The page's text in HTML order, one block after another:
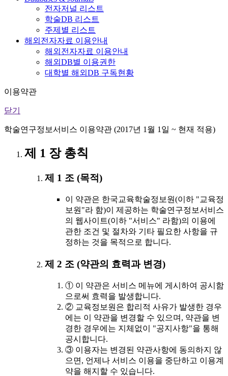
전자저널 리스트
학술DB 리스트
주제별 리스트
해외전자자료 이용안내
해외전자자료 이용안내
해외DB별 이용권한
대학별 해외DB 구독현황
이용약관
닫기
학술연구정보서비스 이용약관 (2017년 1월 1일 ~ 현재 적용)
제 1 장 총칙
제 1 조 (목적)
이 약관은 한국교육학술정보원(이하 "교육정
보원"라 함)이 제공하는 학술연구정보서비스
의 웹사이트(이하 "서비스" 라함)의 이용에
관한 조건 및 절차와 기타 필요한 사항을 규
정하는 것을 목적으로 합니다.
제 2 조 (약관의 효력과 변경)
① 이 약관은 서비스 메뉴에 게시하여 공시함
으로써 효력을 발생합니다.
② 교육정보원은 합리적 사유가 발생한 경우
에는 이 약관을 변경할 수 있으며, 약관을 변
경한 경우에는 지체없이 "공지사항"을 통해
공시합니다.
③ 이용자는 변경된 약관사항에 동의하지 않
으면, 언제나 서비스 이용을 중단하고 이용계
약을 해지할 수 있습니다.